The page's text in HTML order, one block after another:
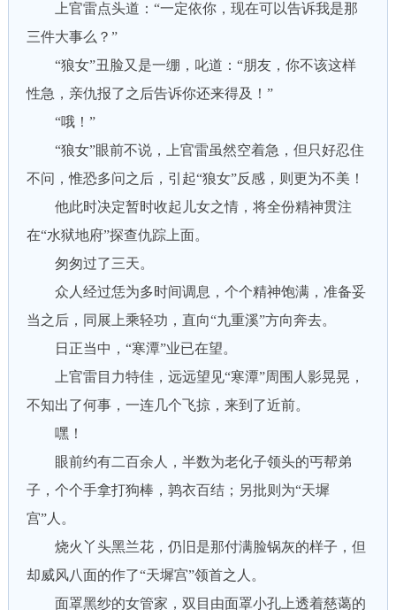
上官雷点头道：“一定依你，现在可以告诉我是那
三件大事么？”
“狼女”丑脸又是一绷，叱道：“朋友，你不该这样
性急，亲仇报了之后告诉你还来得及！”
“哦！”
“狼女”眼前不说，上官雷虽然空着急，但只好忍住
不问，惟恐多问之后，引起“狼女”反感，则更为不美！
他此时决定暂时收起儿女之情，将全份精神贯注
在“水狱地府”探查仇踪上面。
匆匆过了三天。
众人经过恁为多时间调息，个个精神饱满，准备妥
当之后，同展上乘轻功，直向“九重溪”方向奔去。
日正当中，“寒潭”业已在望。
上官雷目力特佳，远远望见“寒潭”周围人影晃晃，
不知出了何事，一连几个飞掠，来到了近前。
嘿！
眼前约有二百余人，半数为老化子领头的丐帮弟
子，个个手拿打狗棒，鹑衣百结；另批则为“天墀
宫”人。
烧火丫头黑兰花，仍旧是那付满脸锅灰的样子，但
却威风八面的作了“天墀宫”领首之人。
面罩黑纱的女管家，双目由面罩小孔上透着慈蔼的